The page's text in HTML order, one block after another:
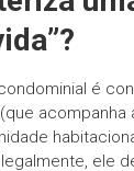
é
acompanha
ele